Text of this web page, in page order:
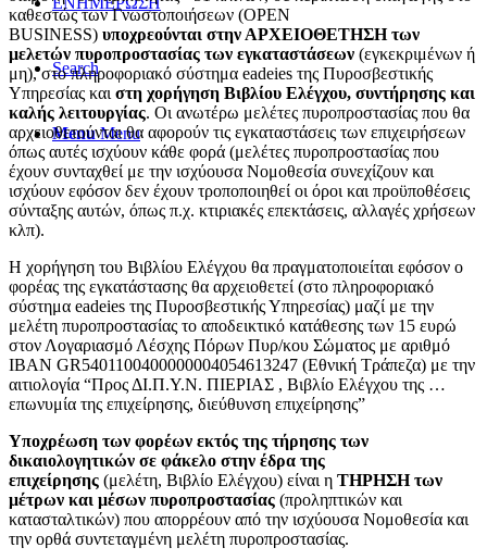
Search
Menu Menu
καθεστώς των Γνωστοποιήσεων (OPEN
BUSINESS) υποχρεούνται στην ΑΡΧΕΙΟΘΕΤΗΣΗ των
μελετών πυροπροστασίας των εγκαταστάσεων (εγκεκριμένων ή
μη), στο πληροφοριακό σύστημα eadeies της Πυροσβεστικής
Υπηρεσίας και στη χορήγηση Βιβλίου Ελέγχου, συντήρησης και
καλής λειτουργίας. Οι ανωτέρω μελέτες πυροπροστασίας που θα
αρχειοθετούνται θα αφορούν τις εγκαταστάσεις των επιχειρήσεων
όπως αυτές ισχύουν κάθε φορά (μελέτες πυροπροστασίας που
έχουν συνταχθεί με την ισχύουσα Νομοθεσία συνεχίζουν και
ισχύουν εφόσον δεν έχουν τροποποιηθεί οι όροι και προϋποθέσεις
σύνταξης αυτών, όπως π.χ. κτιριακές επεκτάσεις, αλλαγές χρήσεων
κλπ).
Η χορήγηση του Βιβλίου Ελέγχου θα πραγματοποιείται εφόσον ο
φορέας της εγκατάστασης θα αρχειοθετεί (στο πληροφοριακό
σύστημα eadeies της Πυροσβεστικής Υπηρεσίας) μαζί με την
μελέτη πυροπροστασίας το αποδεικτικό κατάθεσης των 15 ευρώ
στον Λογαριασμό Λέσχης Πόρων Πυρ/κου Σώματος με αριθμό
IBAN GR5401100400000004054613247 (Εθνική Τράπεζα) με την
αιτιολογία “Προς ΔΙ.Π.Υ.Ν. ΠΙΕΡΙΑΣ , Βιβλίο Ελέγχου της …
επωνυμία της επιχείρησης, διεύθυνση επιχείρησης”
Υποχρέωση των φορέων εκτός της τήρησης των
δικαιολογητικών σε φάκελο στην έδρα της
επιχείρησης (μελέτη, Βιβλίο Ελέγχου) είναι η ΤΗΡΗΣΗ των
μέτρων και μέσων πυροπροστασίας (προληπτικών και
κατασταλτικών) που απορρέουν από την ισχύουσα Νομοθεσία και
την ορθά συντεταγμένη μελέτη πυροπροστασίας.